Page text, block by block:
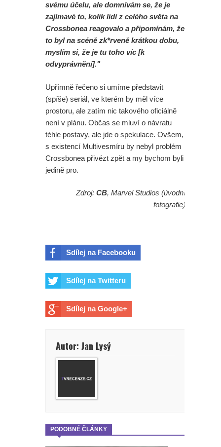
svému účelu, ale domnívám se, že je
zajímavé to, kolik lidí z celého světa na
Crossbonea reagovalo a připomínám, že
to byl na scéně zk*rveně krátkou dobu,
myslím si, že je tu toho víc [k
odvyprávnění]."
Upřímně řečeno si umíme představit
(spíše) seriál, ve kterém by měl více
prostoru, ale zatím nic takového oficiálně
není v plánu. Občas se mluví o návratu
téhle postavy, ale jde o spekulace. Ovšem,
s existencí Multivesmíru by nebyl problém
Crossbonea přivézt zpět a my bychom byli
jedině pro.
Zdroj: CB, Marvel Studios (úvodní
fotografie)
Sdílej na Facebooku
Sdílej na Twitteru
Sdílej na Google+
Autor: Jan Lysý
PODOBNÉ ČLÁNKY